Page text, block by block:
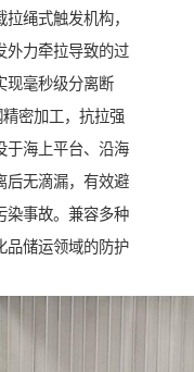
绳式触发机构，
外力牵拉导致的过
现毫秒级分离断
密加工，抗拉强
于海上平台、沿海
后无滴漏，有效避
染事故。兼容多种
品储运领域的防护